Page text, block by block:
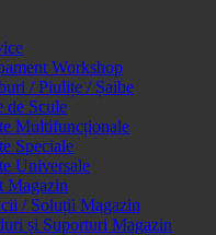
Workshop
/ Piulițe / Șaibe
de Scule
Multifuncționale
Speciale
Universale
Magazin
/ Soluții Magazin
și Suporturi Magazin